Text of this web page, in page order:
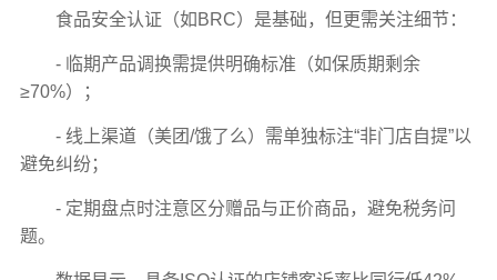
食品安全认证（如BRC）是基础，但更需关注细节：
- 临期产品调换需提供明确标准（如保质期剩余
≥70%）；
- 线上渠道（美团/饿了么）需单独标注“非门店自提”以
避免纠纷；
- 定期盘点时注意区分赠品与正价商品，避免税务问
题。